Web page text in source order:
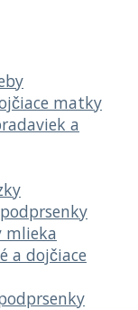
matky
a
mlieka
a dojčiace